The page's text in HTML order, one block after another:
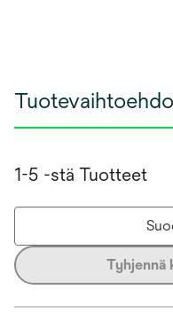
1-5 -stä Tuotteet
Tyhjennä